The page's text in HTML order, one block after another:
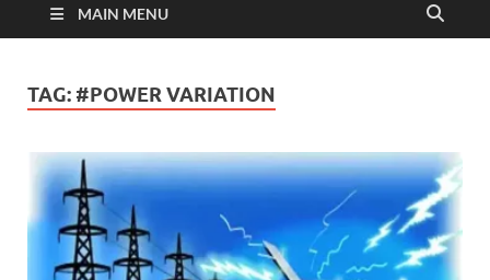
MAIN MENU
TAG: #POWER VARIATION